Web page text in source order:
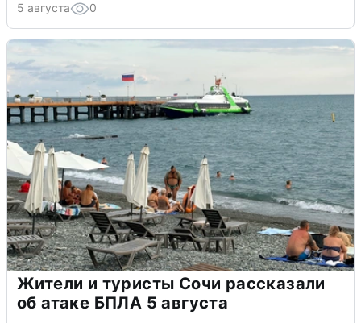
5 августа 0
Жители и туристы Сочи рассказали
об атаке БПЛА 5 августа